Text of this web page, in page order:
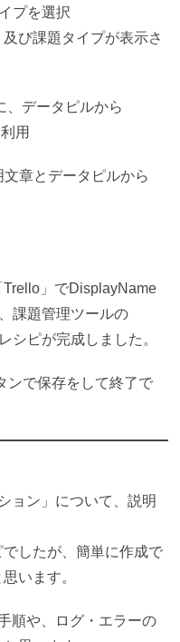
プを選択
び課題タイプが表示さ
データピルから
用
章とデータピルから
」でDisplayName
課題管理ツールの
シピが完成しました。
ンで保存をして終了で
ョン」について、説明
したが、簡単に作成で
います。
順や、ログ・エラーの